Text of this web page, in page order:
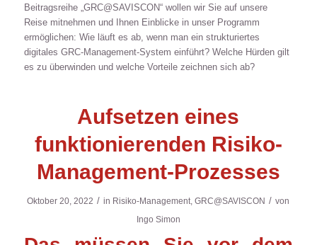
Beitragsreihe „GRC@SAVISCON“ wollen wir Sie auf unsere
Reise mitnehmen und Ihnen Einblicke in unser Programm
ermöglichen: Wie läuft es ab, wenn man ein strukturiertes
digitales GRC-Management-System einführt? Welche Hürden gilt
es zu überwinden und welche Vorteile zeichnen sich ab?
Aufsetzen eines
funktionierenden Risiko-
Management-Prozesses
Oktober 20, 2022 / in Risiko-Management,GRC@SAVISCON / von
Ingo Simon